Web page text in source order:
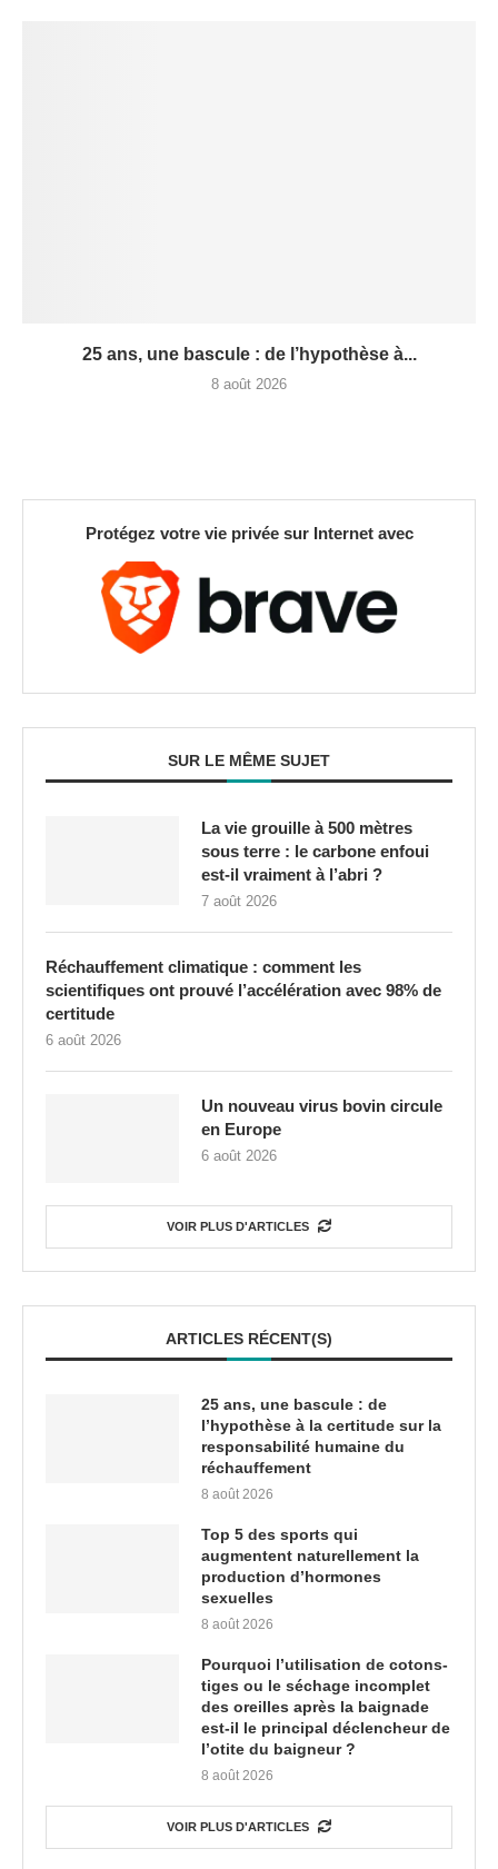
25 ans, une bascule : de l’hypothèse à...
8 août 2026
Protégez votre vie privée sur Internet avec
SUR LE MÊME SUJET
La vie grouille à 500 mètres
sous terre : le carbone enfoui
est-il vraiment à l’abri ?
7 août 2026
Réchauffement climatique : comment les
scientifiques ont prouvé l’accélération avec 98% de
certitude
6 août 2026
Un nouveau virus bovin circule
en Europe
6 août 2026
VOIR PLUS D'ARTICLES
ARTICLES RÉCENT(S)
25 ans, une bascule : de
l’hypothèse à la certitude sur la
responsabilité humaine du
réchauffement
8 août 2026
Top 5 des sports qui
augmentent naturellement la
production d’hormones
sexuelles
8 août 2026
Pourquoi l’utilisation de cotons-
tiges ou le séchage incomplet
des oreilles après la baignade
est-il le principal déclencheur de
l’otite du baigneur ?
8 août 2026
VOIR PLUS D'ARTICLES